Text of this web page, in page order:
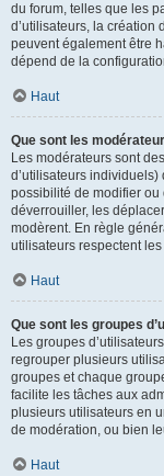
du forum, telles que les
d’utilisateurs, la création
peuvent également être
dépend de la
Haut
Que sont les
Les modérateurs sont
d’utilisateurs
possibilité de modifier ou
déverrouiller, les
modèrent. En règle
utilisateurs respectent
Haut
Que sont les groupes
Les groupes
regrouper plusieurs
groupes et chaque
facilite les tâches aux
plusieurs utilisateurs en
de modération, ou bien
Haut